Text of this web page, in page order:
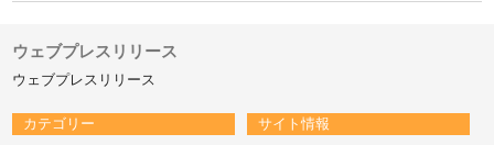
ウェブプレスリリース
ウェブプレスリリース
カテゴリー サイト情報